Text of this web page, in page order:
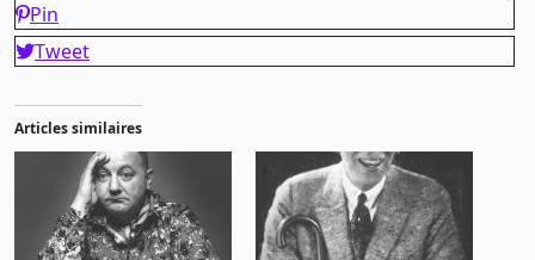
Pin
Tweet
Articles similaires